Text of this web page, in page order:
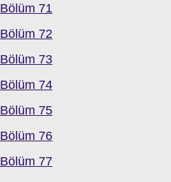
Bölüm 71
Bölüm 72
Bölüm 73
Bölüm 74
Bölüm 75
Bölüm 76
Bölüm 77